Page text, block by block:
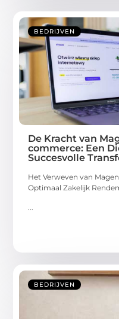
BEDRIJVEN
De Kracht van
commerce: Een
Succesvolle
Het Verweven van
Optimaal Zakelijk
BEDRIJVEN